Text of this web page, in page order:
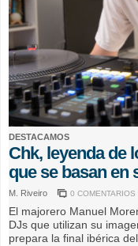
DESTACAMOS
Chk, leyenda de
que se basan en
M. Riveiro 0 COMENTARIOS
El majorero Manuel
DJs que utilizan su
prepara la final ibérica